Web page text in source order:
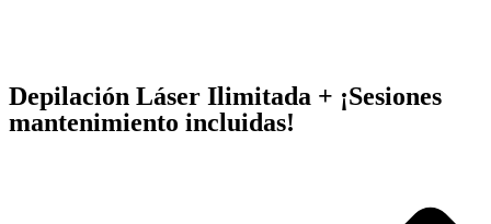
Depilación Láser Ilimitada + ¡Sesiones
mantenimiento incluidas!